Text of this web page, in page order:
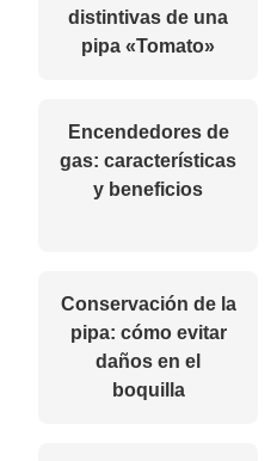
distintivas de una
pipa «Tomato»
Encendedores de
gas: características
y beneficios
Conservación de la
pipa: cómo evitar
daños en el
boquilla